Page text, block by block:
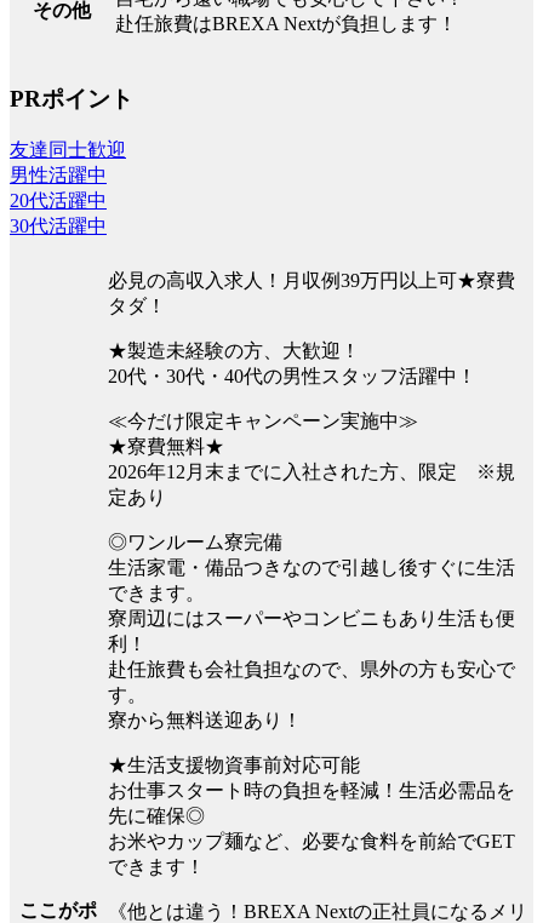
その他
赴任旅費はBREXA Nextが負担します！
PRポイント
友達同士歓迎
男性活躍中
20代活躍中
30代活躍中
ここがポ
必見の高収入求人！月収例39万円以上可★寮費
タダ！
★製造未経験の方、大歓迎！
20代・30代・40代の男性スタッフ活躍中！
≪今だけ限定キャンペーン実施中≫
★寮費無料★
2026年12月末までに入社された方、限定 ※規
定あり
◎ワンルーム寮完備
生活家電・備品つきなので引越し後すぐに生活
できます。
寮周辺にはスーパーやコンビニもあり生活も便
利！
赴任旅費も会社負担なので、県外の方も安心で
す。
寮から無料送迎あり！
★生活支援物資事前対応可能
お仕事スタート時の負担を軽減！生活必需品を
先に確保◎
お米やカップ麺など、必要な食料を前給でGET
できます！
《他とは違う！BREXA Nextの正社員になるメリ